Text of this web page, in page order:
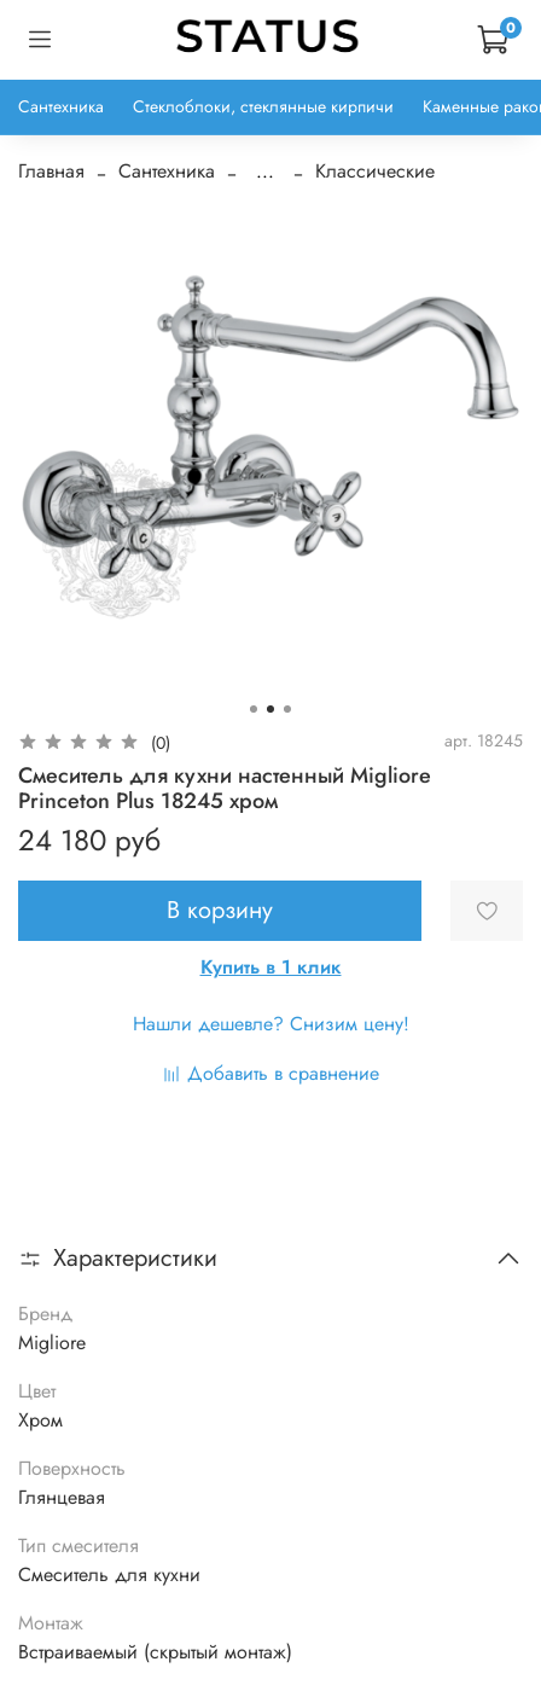
0
Сантехника Стеклоблоки, стеклянные кирпичи Каменные
Главная Сантехника ... Классические
(0) арт. 18245
Смеситель для кухни настенный Migliore
Princeton Plus 18245 хром
24 180 руб
В корзину
Купить в 1 клик
Нашли дешевле? Снизим цену!
Добавить в сравнение
Характеристики
Бренд
Migliore
Цвет
Хром
Поверхность
Глянцевая
Тип смесителя
Смеситель для кухни
Монтаж
Встраиваемый (скрытый монтаж)